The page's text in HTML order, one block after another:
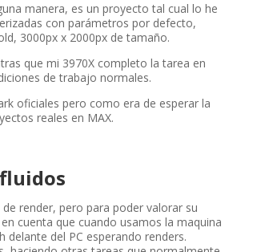
manera, es un proyecto tal cual lo he
con parámetros por defecto,
3000px x 2000px de tamaño.
que mi 3970X completo la tarea en
de trabajo normales.
oficiales pero como era de esperar la
reales en MAX.
render, pero para poder valorar su
cuenta que cuando usamos la maquina
del PC esperando renders.